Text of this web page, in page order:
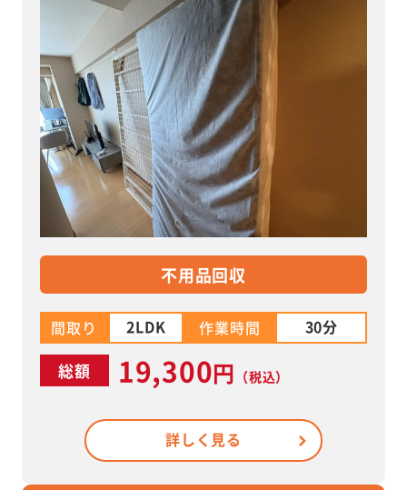
不用品回収
間取り 2LDK 作業時間 30分
総額 19,300円 （税込）
詳しく見る